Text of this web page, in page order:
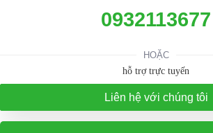
0932113677
HOẶC
hỗ trợ trực tuyến
Liên hệ với chúng tôi